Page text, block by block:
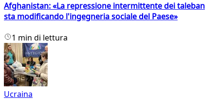
Afghanistan: «La repressione intermittente dei taleban
sta modificando l'ingegneria sociale del Paese»
1 min di lettura
Ucraina